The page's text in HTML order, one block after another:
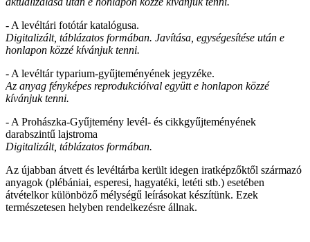
- A levéltári fotótár katalógusa.
Digitalizált, táblázatos formában. Javítása, egységesítése után e
honlapon közzé kívánjuk tenni.
- A levéltár typarium-gyűjteményének jegyzéke.
Az anyag fényképes reprodukcióival együtt e honlapon közzé
kívánjuk tenni.
- A Prohászka-Gyűjtemény levél- és cikkgyűjteményének
darabszintű lajstroma
Digitalizált, táblázatos formában.
Az újabban átvett és levéltárba került idegen iratképzőktől származó
anyagok (plébániai, esperesi, hagyatéki, letéti stb.) esetében
átvételkor különböző mélységű leírásokat készítünk. Ezek
természetesen helyben rendelkezésre állnak.